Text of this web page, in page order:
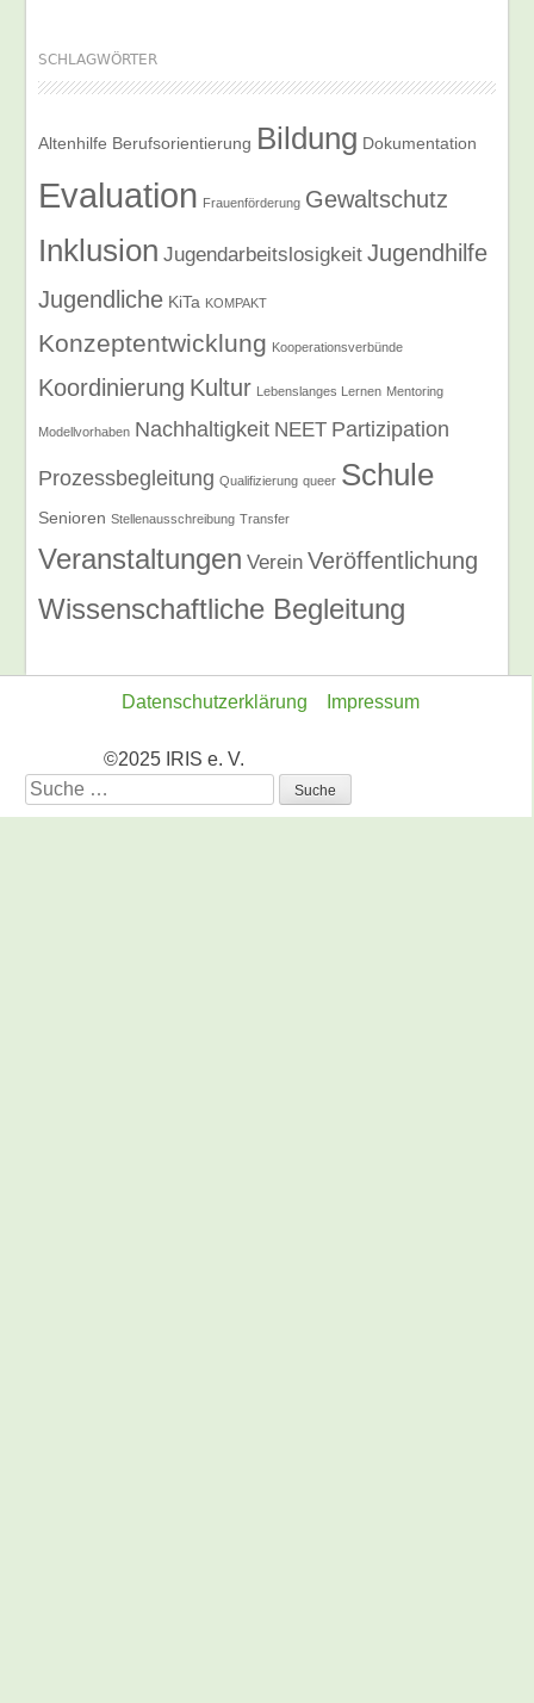
SCHLAGWÖRTER
Altenhilfe Berufsorientierung Bildung Dokumentation
Evaluation Frauenförderung Gewaltschutz
Inklusion Jugendarbeitslosigkeit Jugendhilfe
Jugendliche KiTa KOMPAKT
Konzeptentwicklung Kooperationsverbünde
Koordinierung Kultur Lebenslanges Lernen Mentoring
Modellvorhaben Nachhaltigkeit NEET Partizipation
Prozessbegleitung Qualifizierung queer Schule
Senioren Stellenausschreibung Transfer
Veranstaltungen Verein Veröffentlichung
Wissenschaftliche Begleitung
Datenschutzerklärung Impressum
©2025 IRIS e. V.
Suche
nach: